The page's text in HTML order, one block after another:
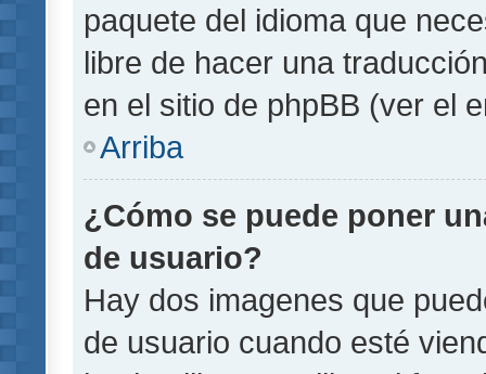
paquete del idioma que
libre de hacer una
en el sitio de phpBB (ver el
Arriba
¿Cómo se puede poner
de usuario?
Hay dos imagenes que
de usuario cuando esté